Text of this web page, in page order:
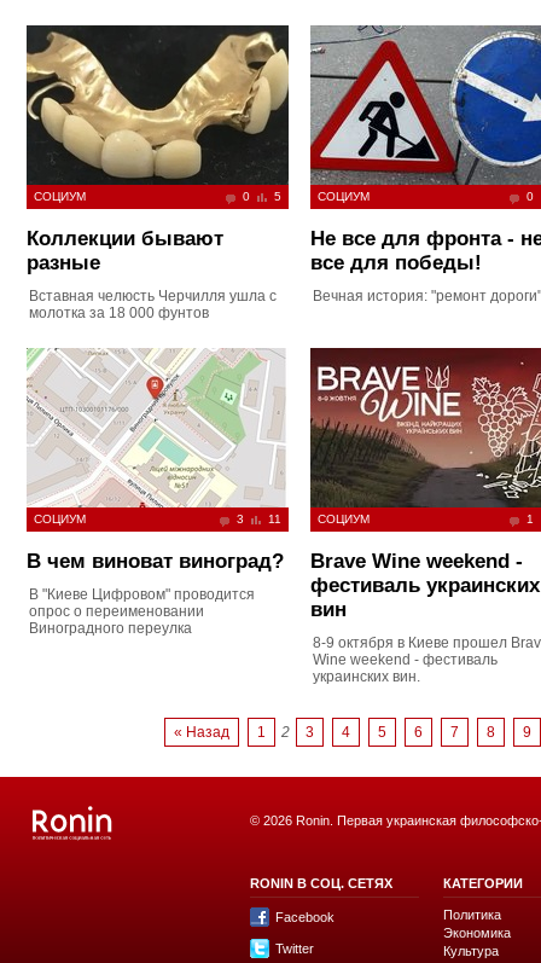
СОЦИУМ 0 5
Коллекции бывают
разные
Вставная челюсть Черчилля ушла с
молотка за 18 000 фунтов
СОЦИУМ 0
Не все для фронта -
все для победы!
Вечная история: "ремонт дороги"
СОЦИУМ 3 11
В чем виноват виноград?
В "Киеве Цифровом" проводится
опрос о переименовании
Виноградного переулка
СОЦИУМ 1
Brave Wine weekend -
фестиваль украинских
вин
8-9 октября в Киеве прошел
Wine weekend - фестиваль
украинских вин.
« Назад 1 2 3 4 5 6 7 8 9
© 2026 Ronin. Первая украинская
RONIN В СОЦ. СЕТЯХ
Facebook
Twitter
КАТЕГОРИИ
Политика
Экономика
Культура